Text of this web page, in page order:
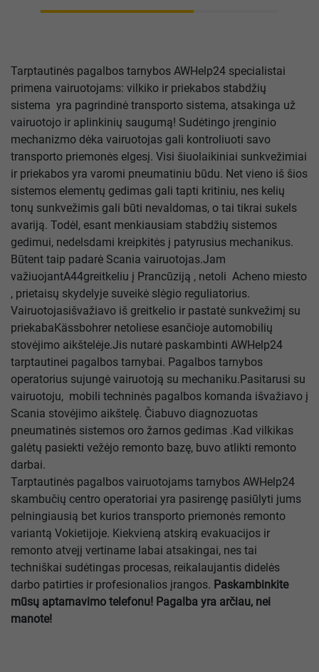
Tarptautinės pagalbos tarnybos AWHelp24 specialistai
primena vairuotojams: vilkiko ir priekabos stabdžių
sistema yra pagrindinė transporto sistema, atsakinga už
vairuotojo ir aplinkinių saugumą! Sudėtingo įrenginio
mechanizmo dėka vairuotojas gali kontroliuoti savo
transporto priemonės elgesį. Visi šiuolaikiniai sunkvežimiai
ir priekabos yra varomi pneumatiniu būdu. Net vieno iš šios
sistemos elementų gedimas gali tapti kritiniu, nes kelių
tonų sunkvežimis gali būti nevaldomas, o tai tikrai sukels
avariją. Todėl, esant menkiausiam stabdžių sistemos
gedimui, nedelsdami kreipkitės į patyrusius mechanikus.
Būtent taip padarė Scania vairuotojas.Jam
važiuojantA44greitkeliu į Prancūziją , netoli Acheno miesto
, prietaisų skydelyje suveikė slėgio reguliatorius.
Vairuotojasišvažiavo iš greitkelio ir pastatė sunkvežimį su
priekabaKässbohrer netoliese esančioje automobilių
stovėjimo aikštelėje.Jis nutarė paskambinti AWHelp24
tarptautinei pagalbos tarnybai. Pagalbos tarnybos
operatorius sujungė vairuotoją su mechaniku.Pasitarusi su
vairuotoju, mobili techninės pagalbos komanda išvažiavo į
Scania stovėjimo aikštelę. Čiabuvo diagnozuotas
pneumatinės sistemos oro žarnos gedimas .Kad vilkikas
galėtų pasiekti vežėjo remonto bazę, buvo atlikti remonto
darbai.
Tarptautinės pagalbos vairuotojams tarnybos AWHelp24
skambučių centro operatoriai yra pasirengę pasiūlyti jums
pelningiausią bet kurios transporto priemonės remonto
variantą Vokietijoje. Kiekvieną atskirą evakuacijos ir
remonto atvejį vertiname labai atsakingai, nes tai
techniškai sudėtingas procesas, reikalaujantis didelės
darbo patirties ir profesionalios įrangos. Paskambinkite
mūsų aptarnavimo telefonu! Pagalba yra arčiau, nei
manote!